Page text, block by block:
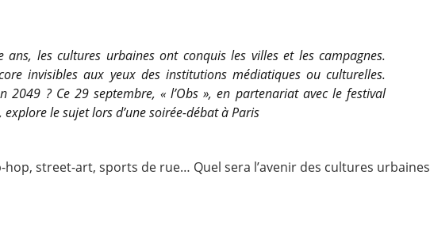
ans, les cultures urbaines ont conquis les villes et les campagnes.
invisibles aux yeux des institutions médiatiques ou culturelles.
2049 ? Ce 29 septembre, « l’Obs », en partenariat avec le festival
le sujet lors d’une soirée-débat à Paris
hop, street-art, sports de rue… Quel sera l’avenir des cultures urbaines